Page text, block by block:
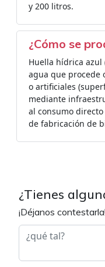
y 200 litros.
¿Cómo se
Huella hídrica azul
agua que procede
o artificiales
mediante
al consumo
de fabricación de
¿Tienes
¡Déjanos contestarla!